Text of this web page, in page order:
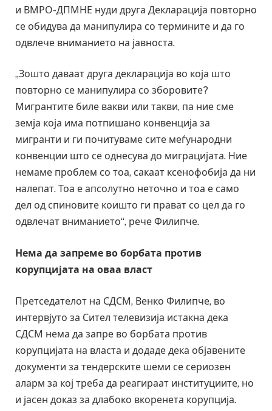
и ВМРО-ДПМНЕ нуди друга Декларација повторно
се обидува да манипулира со термините и да го
одвлече вниманието на јавноста.
„Зошто даваат друга декларација во која што
повторно се манипулира со зборовите?
Мигрантите биле вакви или такви, па ние сме
земја која има потпишано конвенција за
мигранти и ги почитуваме сите меѓународни
конвенции што се однесува до миграцијата. Ние
немаме проблем со тоа, сакаат ксенофобија да ни
налепат. Тоа е апсолутно неточно и тоа е само
дел од спиновите коишто ги прават со цел да го
одвлечат вниманието“, рече Филипче.
Нема да запреме во борбата против
корупцијата на оваа власт
Претседателот на СДСМ, Венко Филипче, во
интервјуто за Сител телевизија истакна дека
СДСМ нема да запре во борбата против
корупцијата на власта и додаде дека објавените
документи за тендерските шеми се сериозен
аларм за кој треба да реагираат институциите, но
и јасен доказ за длабоко вкоренета корупција.